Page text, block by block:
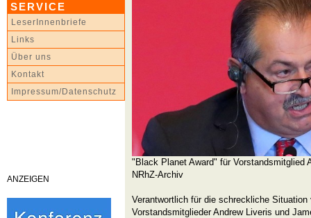
SERVICE
LeserInnenbriefe
Links
Über uns
Kontakt
Impressum/Datenschutz
ANZEIGEN
"Black Planet Award" für Vorstandsmitglied
NRhZ-Archiv
Verantwortlich für die schreckliche
Vorstandsmitglieder Andrew Liveris und